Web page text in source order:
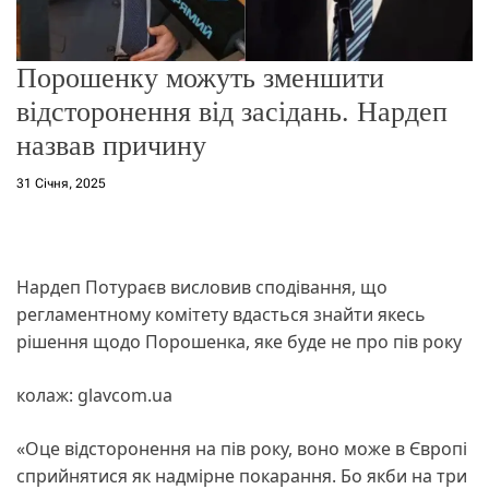
Порошенку можуть зменшити
відсторонення від засідань. Нардеп
назвав причину
31 Січня, 2025
Нардеп Потураєв висловив сподівання, що
регламентному комітету вдасться знайти якесь
рішення щодо Порошенка, яке буде не про пів року
колаж: glavcom.ua
«Оце відсторонення на пів року, воно може в Європі
сприйнятися як надмірне покарання. Бо якби на три